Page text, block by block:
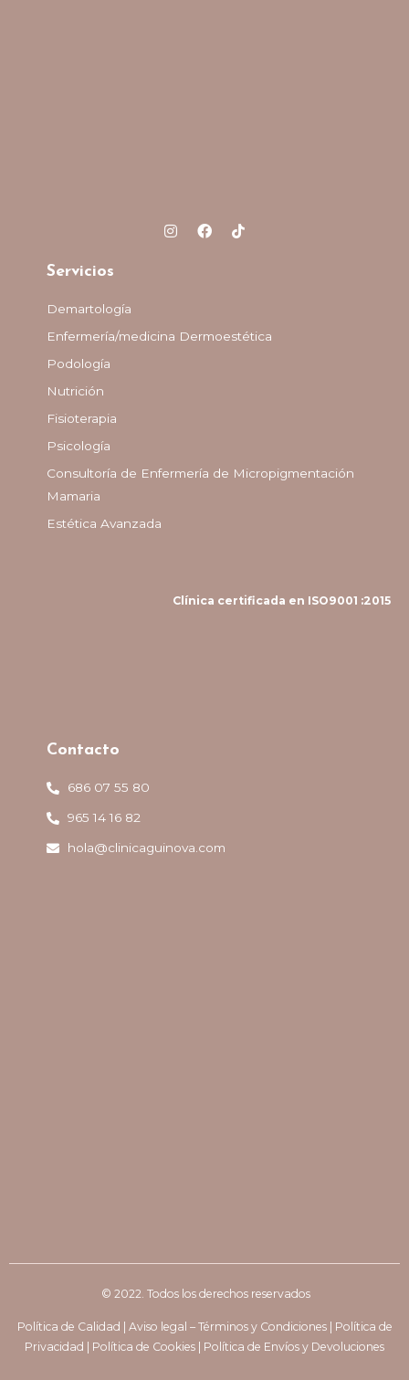
Servicios
Demartología
Enfermería/medicina Dermoestética
Podología
Nutrición
Fisioterapia
Psicología
Consultoría de Enfermería de Micropigmentación
Mamaria
Estética Avanzada
Clínica certificada en ISO9001 :2015
Contacto
686 07 55 80
965 14 16 82
hola@clinicaguinova.com
© 2022. Todos los derechos reservados
Política de Calidad Aviso legal – Términos y Condiciones| Política de
Privacidad
Política de Cookies Política de Envíos y Devoluciones